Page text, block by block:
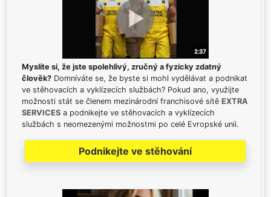
Myslíte si, že jste spolehlivý, zručný a fyzicky zdatný
člověk? Domníváte se, že byste si mohl vydělávat a podnikat
ve stěhovacích a vyklízecích službách? Pokud ano, využijte
možnosti stát se členem mezinárodní franchisové sítě EXTRA
SERVICES a podnikejte ve stěhovacích a vyklízecích
službách s neomezenými možnostmi po celé Evropské unii.
Podnikejte ve stěhování